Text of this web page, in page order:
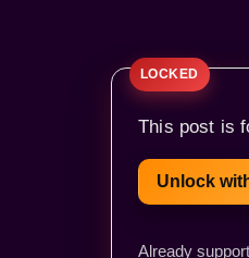
This post is
Unlock
Already